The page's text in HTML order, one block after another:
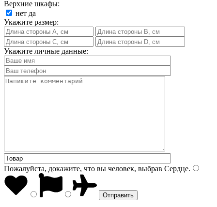
Верхние шкафы:
нет да
Укажите размер:
Укажите личные данные:
Пожалуйста, докажите, что вы человек, выбрав Сердце.